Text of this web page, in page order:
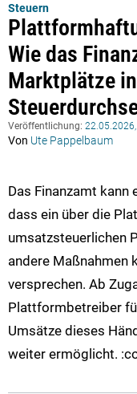
Steuern
Wie das
Marktplätze
Veröffentlichung:
Von Ute Pappelbaum
Das Finanzamt
dass ein über die
umsatzsteuerlichen
andere Maßnahmen
versprechen. Ab
Plattformbetreiber
Umsätze dieses
weiter ermöglicht.